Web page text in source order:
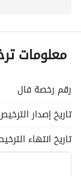
معلومات
رقم رخصة فال
تاريخ إصدار
تاريخ انتهاء